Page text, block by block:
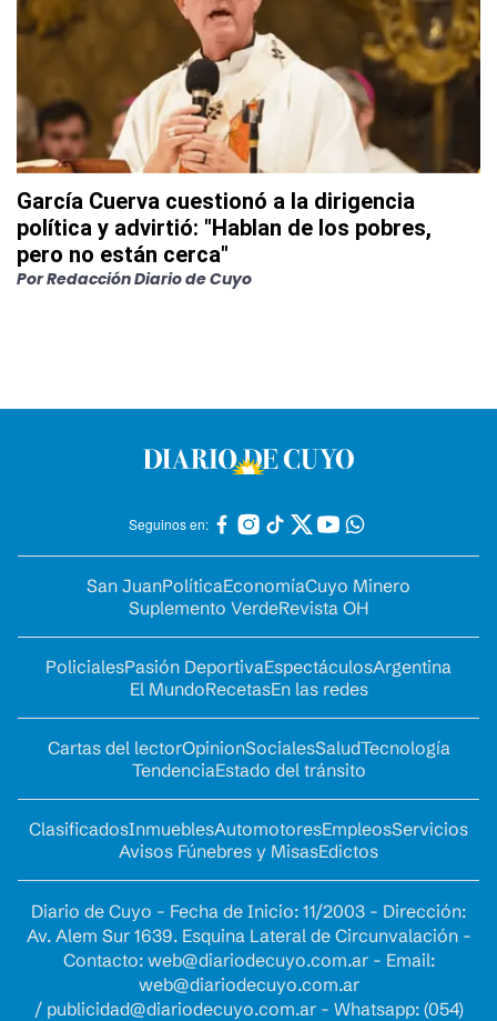
García Cuerva cuestionó a la dirigencia
política y advirtió: "Hablan de los pobres,
pero no están cerca"
PorRedacción Diario de Cuyo
Seguinos en:
San JuanPolíticaEconomíaCuyo Minero
Suplemento VerdeRevista OH
PolicialesPasión DeportivaEspectáculosArgentina
El MundoRecetasEn las redes
Cartas del lectorOpinionSocialesSaludTecnología
TendenciaEstado del tránsito
ClasificadosInmueblesAutomotoresEmpleosServicios
Avisos Fúnebres y MisasEdictos
Diario de Cuyo - Fecha de Inicio: 11/2003 - Dirección:
Av. Alem Sur 1639. Esquina Lateral de Circunvalación -
Contacto: web@diariodecuyo.com.ar- Email:
web@diariodecuyo.com.ar
/ publicidad@diariodecuyo.com.ar- Whatsapp: (054)